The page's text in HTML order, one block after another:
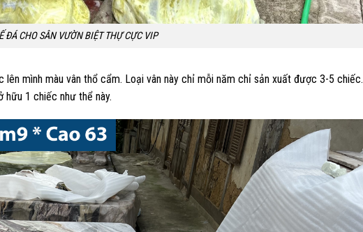
ĐÁ CHO SÂN VƯỜN BIỆT THỰ CỰC VIP
mình màu vân thổ cẩm. Loại vân này chỉ mỗi năm chỉ sản xuất được 3-5 chiếc.
1 chiếc như thể này.